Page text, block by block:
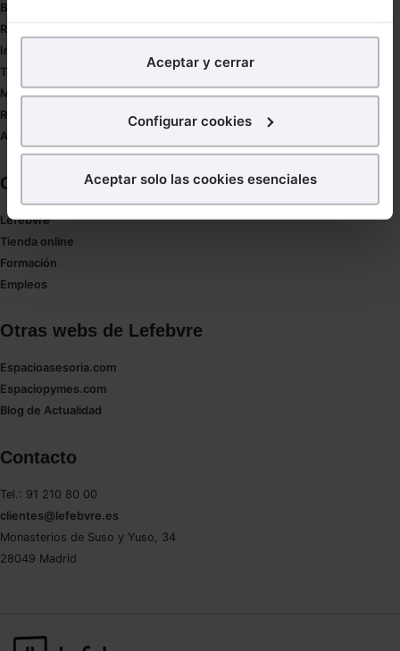
analíticospara tratar demejorar tu experienciaen
nuestra página web. También con fines publicitarios,
para poder mostrarte publicidad y contenidos de tu
¿Qué puedes hacer?
en la web sea óptima
Puedes
todas las cookies excepto aquellas imprescindibles.
También puedes
navegador. Si no seleccionas ninguna utilizaremos
Saber más acerca de las cookies
Aceptar y cerrar
Configurar cookies
Aceptar solo las cookies esenciales
Buenas Prácticas Tributarias
RGPD
Innovación
Tesauro
Mapa web
Redirect sitemap
Autores de El Derecho
Corporativo
Lefebvre
Tienda online
Formación
Empleos
Otras webs de Lefebvre
Espacioasesoria.com
Espaciopymes.com
Blog de Actualidad
Contacto
Tel.: 91 210 80 00
clientes@lefebvre.es
Monasterios de Suso y Yuso, 34
28049 Madrid